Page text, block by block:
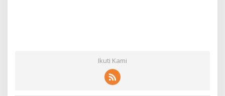
Ikuti Kami